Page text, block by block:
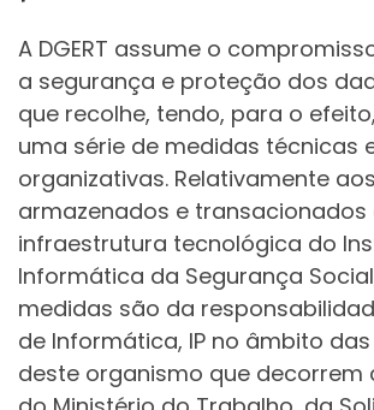
A DGERT assume o
a segurança e proteção dos
que recolhe, tendo, para o
uma série de medidas técnicas
organizativas. Relativamente
armazenados e
infraestrutura tecnológica do
Informática da Segurança
medidas são da
de Informática, IP no âmbito
deste organismo que decorrem